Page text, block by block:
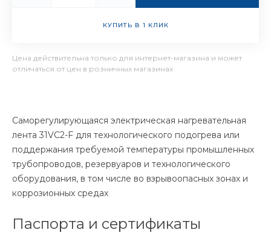
КУПИТЬ В 1 КЛИК
Цена действительна только для интернет-магазина и может
отличаться от цен в розничных магазинах
Саморегулирующаяся электрическая нагревательная
лента 31VC2-F для технологического подогрева или
поддержания требуемой температуры промышленных
трубопроводов, резервуаров и технологического
оборудования, в том числе во взрывоопасных зонах и
коррозионных средах
Паспорта и сертификаты